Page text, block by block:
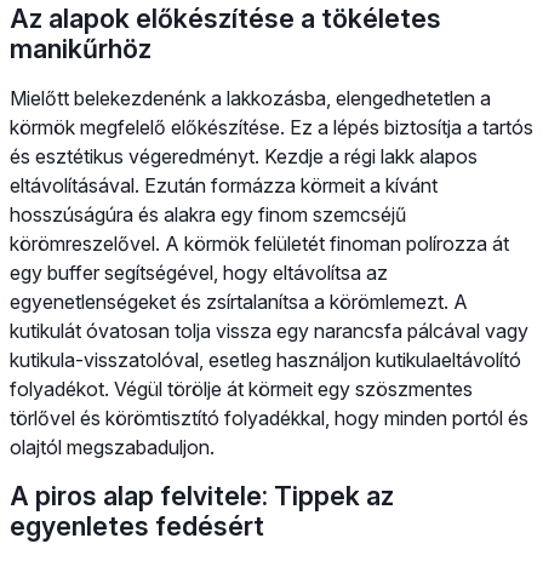
Az alapok előkészítése a tökéletes
manikűrhöz
Mielőtt belekezdenénk a lakkozásba, elengedhetetlen a
körmök megfelelő előkészítése. Ez a lépés biztosítja a tartós
és esztétikus végeredményt. Kezdje a régi lakk alapos
eltávolításával. Ezután formázza körmeit a kívánt
hosszúságúra és alakra egy finom szemcséjű
körömreszelővel. A körmök felületét finoman polírozza át
egy buffer segítségével, hogy eltávolítsa az
egyenetlenségeket és zsírtalanítsa a körömlemezt. A
kutikulát óvatosan tolja vissza egy narancsfa pálcával vagy
kutikula-visszatolóval, esetleg használjon kutikulaeltávolító
folyadékot. Végül törölje át körmeit egy szöszmentes
törlővel és körömtisztító folyadékkal, hogy minden portól és
olajtól megszabaduljon.
A piros alap felvitele: Tippek az
egyenletes fedésért